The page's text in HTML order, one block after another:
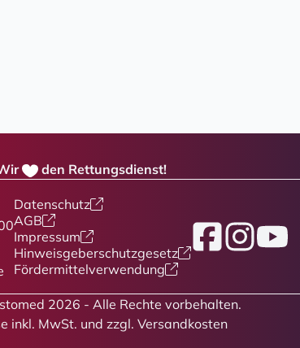
den Rettungsdienst!
Datenschutz
AGB
Impressum
Hinweisgeberschutzgesetz
Fördermittelverwendung
FacebookInstagram
YouTube
2026 - Alle Rechte vorbehalten.
inkl. MwSt. und zzgl. Versandkosten